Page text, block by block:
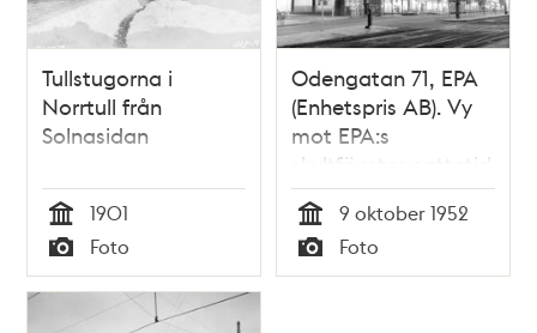
Tullstugorna i
Norrtull från
Solnasidan
Tid
1901
Typ
Foto
Odengatan 71, EPA
(Enhetspris AB). Vy
mot EPA:s
skyltfönster nattetid
och mot hörnet
Odengatan -
Norrtullsgatan
Tid
9 oktober 1952
Typ
Foto